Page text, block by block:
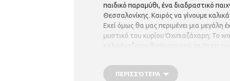
παιδικό παραμύθι, ένα διαδραστικό
Θεσσαλονίκης. Καιρός να γίνουμε
Εκεί όμως θα μας περιμένει μια
μυστικό του κυρίου Όχιπιαζάχαρη; Το
καλικάντζαροι βγαίνουν από τη Γη
Olicatessen, Βίκτωρος Ουγκώ 4, Άνω
1ώρα Κόστος: 10 ευρώ
ΠΕΡΙΣΣΌΤΕΡΑ